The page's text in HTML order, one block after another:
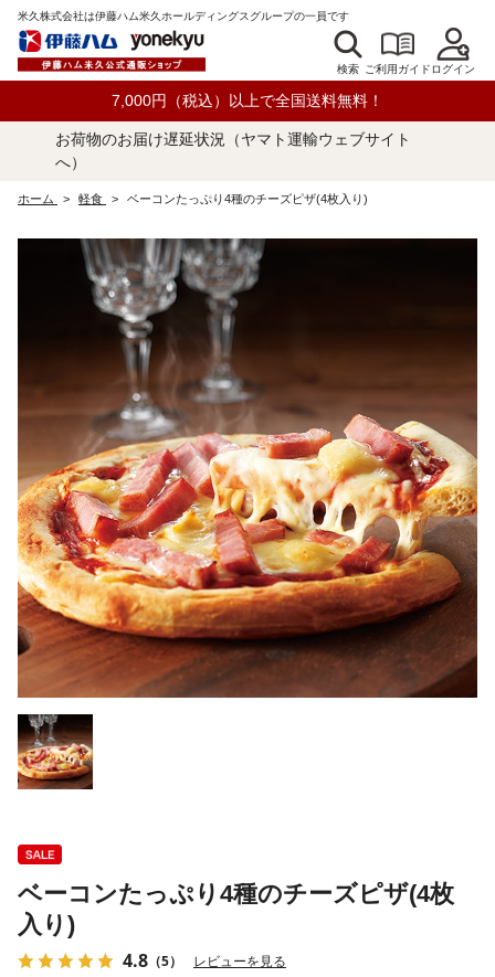
米久株式会社は伊藤ハム米久ホールディングスグループの一員です
検索 ご利用ガイドログイン
7,000円（税込）以上で全国送料無料！
お荷物のお届け遅延状況（ヤマト運輸ウェブサイト
へ）
ホーム > 軽食 > ベーコンたっぷり4種のチーズピザ(4枚入り)
ベーコンたっぷり4種のチーズピザ(4枚
入り)
4.8 （5） レビューを見る